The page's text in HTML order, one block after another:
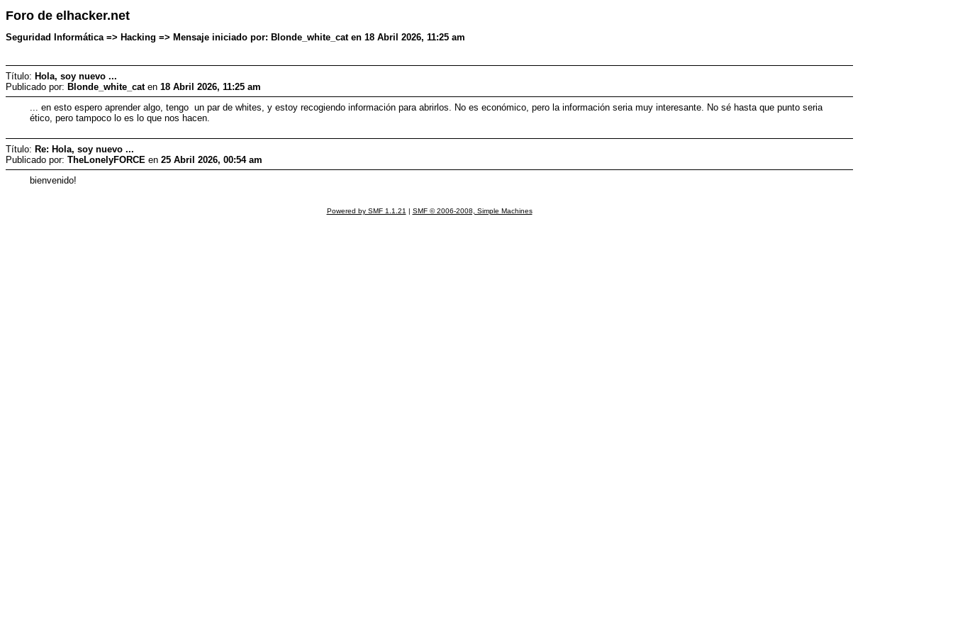
Foro de elhacker.net
Seguridad Informática => Hacking => Mensaje iniciado por: Blonde_white_cat en 18 Abril 2026, 11:25 am
Título: Hola, soy nuevo ...
Publicado por: Blonde_white_caten 18 Abril 2026, 11:25 am
... en esto espero aprender algo, tengo un par de whites, y estoy recogiendo información para abrirlos. No es económico, pero la información seria muy interesante. No sé hasta que punto seria
ético, pero tampoco lo es lo que nos hacen.
Título: Re: Hola, soy nuevo ...
Publicado por: TheLonelyFORCE en 25 Abril 2026, 00:54 am
bienvenido!
Powered by SMF 1.1.21 | SMF © 2006-2008, Simple Machines